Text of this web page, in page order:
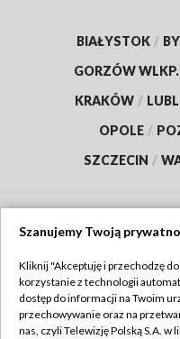
BIAŁYSTOK /
GORZÓW WLKP.
KRAKÓW /
OPOLE /
SZCZECIN /
Abonament TVP
Szanujemy Twoją
Kliknij "Akceptuję i przechodzę
korzystanie z technologii
dostęp do informacji na Twoim
przechowywanie oraz na
nas, czyli Telewizję Polską S.A. w